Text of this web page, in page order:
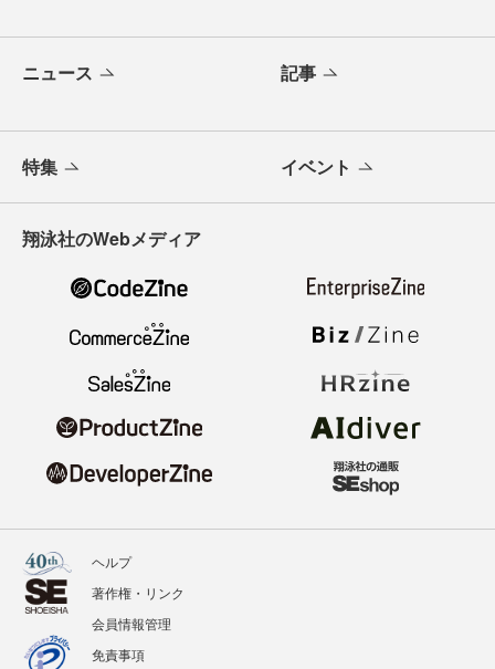
ニュース 記事
特集 イベント
翔泳社のWebメディア
ヘルプ
著作権・リンク
会員情報管理
免責事項